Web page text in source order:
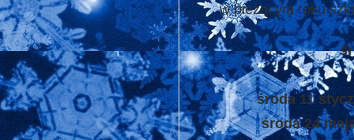
w bieżącym roku
środa 11
środa 24